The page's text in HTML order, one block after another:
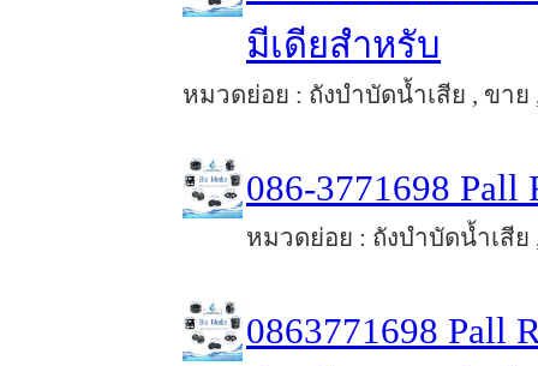
มีเดียสำหรับ
หมวดย่อย : ถังบำบัดน้ำเสีย , ขาย
086-3771698
หมวดย่อย : ถังบำบัดน้ำเสีย
0863771698 Pall